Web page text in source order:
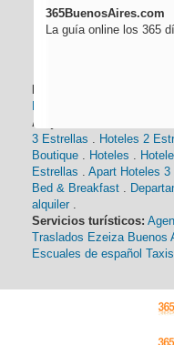
365BuenosAires.com
La guía online los 365
Alojamiento:
3 Estrellas . Hoteles 2
Boutique . Hoteles .
Estrellas . Apart Hoteles 3
Bed & Breakfast .
alquiler .
Servicios turísticos:
Traslados Ezeiza Buenos
Escuales de español